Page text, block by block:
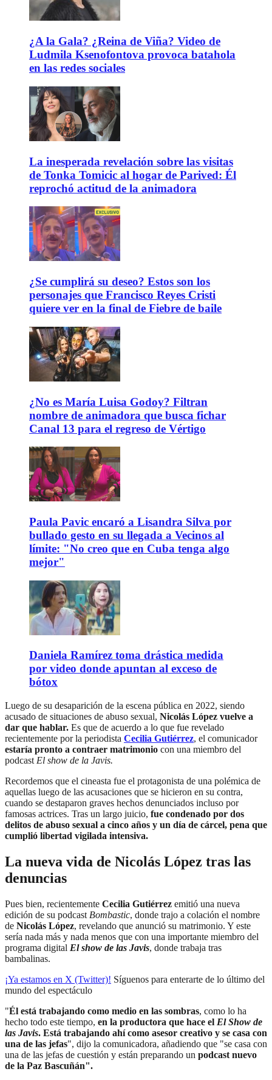
¿A la Gala? ¿Reina de Viña? Video de
Ludmila Ksenofontova provoca batahola
en las redes sociales
La inesperada revelación sobre las visitas
de Tonka Tomicic al hogar de Parived: Él
reprochó actitud de la animadora
¿Se cumplirá su deseo? Estos son los
personajes que Francisco Reyes Cristi
quiere ver en la final de Fiebre de baile
¿No es María Luisa Godoy? Filtran
nombre de animadora que busca fichar
Canal 13 para el regreso de Vértigo
Paula Pavic encaró a Lisandra Silva por
bullado gesto en su llegada a Vecinos al
límite: "No creo que en Cuba tenga algo
mejor"
Daniela Ramírez toma drástica medida
por video donde apuntan al exceso de
bótox
Luego de su desaparición de la escena pública en 2022, siendo
acusado de situaciones de abuso sexual, Nicolás López vuelve a
dar que hablar. Es que de acuerdo a lo que fue revelado
recientemente por la periodista Cecilia Gutiérrez, el comunicador
estaría pronto a contraer matrimonio con una miembro del
podcast El show de la Javis.
Recordemos que el cineasta fue el protagonista de una polémica de
aquellas luego de las acusaciones que se hicieron en su contra,
cuando se destaparon graves hechos denunciados incluso por
famosas actrices. Tras un largo juicio, fue condenado por dos
delitos de abuso sexual a cinco años y un día de cárcel, pena que
cumplió libertad vigilada intensiva.
La nueva vida de Nicolás López tras las
denuncias
Pues bien, recientemente Cecilia Gutiérrez emitió una nueva
edición de su podcast Bombastic, donde trajo a colación el nombre
de Nicolás López, revelando que anunció su matrimonio. Y este
sería nada más y nada menos que con una importante miembro del
programa digital El show de las Javis, donde trabaja tras
bambalinas.
¡Ya estamos en X (Twitter)! Síguenos para enterarte de lo último del
mundo del espectáculo
"Él está trabajando como medio en las sombras, como lo ha
hecho todo este tiempo, en la productora que hace el El Show de
las Javis. Está trabajando ahí como asesor creativo y se casa con
una de las jefas", dijo la comunicadora, añadiendo que "se casa con
una de las jefas de cuestión y están preparando un podcast nuevo
de la Paz Bascuñán".